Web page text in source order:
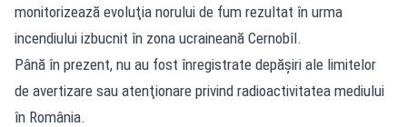
monitorizează evoluţia norului de fum rezultat în urma
incendiului izbucnit în zona ucraineană Cernobîl.
Până în prezent, nu au fost înregistrate depăşiri ale limitelor
de avertizare sau atenţionare privind radioactivitatea mediului
în România.